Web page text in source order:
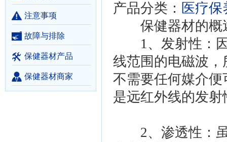
注意事项
故障与排除
保健器材产品
保健器材商家
产品分类： 医疗保
保健器材的概
1、发射性：因
线范围的电磁波
不需要任何媒介
是远红外线的发射
2、渗透性：虽